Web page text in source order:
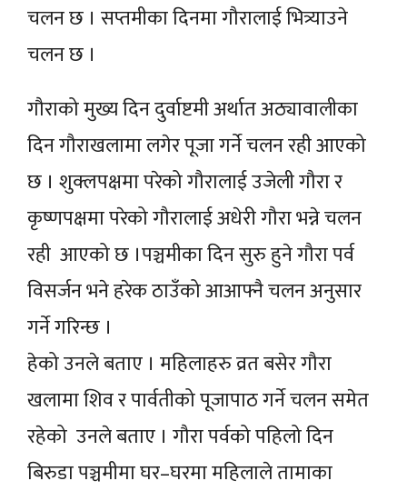
चलन छ । सप्तमीका दिनमा गौरालाई भित्र्याउने
चलन छ ।
गौराको मुख्य दिन दुर्वाष्टमी अर्थात अठ्यावालीका
दिन गौराखलामा लगेर पूजा गर्ने चलन रही आएको
छ । शुक्लपक्षमा परेको गौरालाई उजेली गौरा र
कृष्णपक्षमा परेको गौरालाई अधेरी गौरा भन्ने चलन
रही आएको छ ।पञ्चमीका दिन सुरु हुने गौरा पर्व
विसर्जन भने हरेक ठाउँको आआफ्नै चलन अनुसार
गर्ने गरिन्छ ।
हेको उनले बताए । महिलाहरु व्रत बसेर गौरा
खलामा शिव र पार्वतीको पूजापाठ गर्ने चलन समेत
रहेको उनले बताए । गौरा पर्वको पहिलो दिन
बिरुडा पञ्चमीमा घर–घरमा महिलाले तामाका